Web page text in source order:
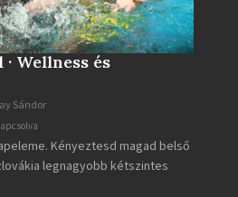
Wellness és
Sándor
Kényeztesd magad belső
legnagyobb kétszintes